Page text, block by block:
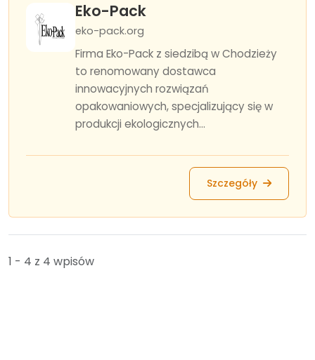
Eko-Pack
eko-pack.org
Firma Eko-Pack z siedzibą w Chodzieży
to renomowany dostawca
innowacyjnych rozwiązań
opakowaniowych, specjalizujący się w
produkcji ekologicznych...
Szczegóły
1 - 4 z 4 wpisów